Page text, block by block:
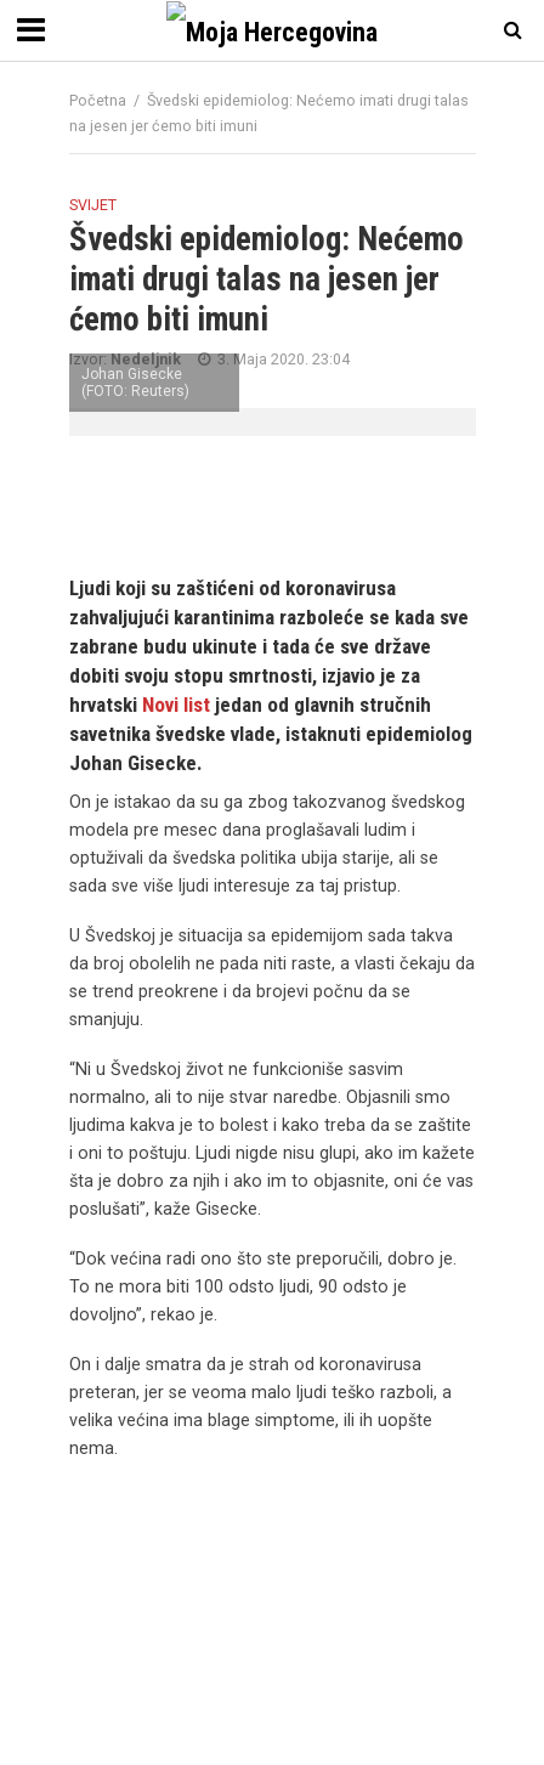
Početna / Švedski epidemiolog: Nećemo imati drugi talas
na jesen jer ćemo biti imuni
SVIJET
Švedski epidemiolog: Nećemo
imati drugi talas na jesen jer
ćemo biti imuni
Izvor:Nedeljnik 3. Maja 2020. 23:04
Johan Gisecke
(FOTO: Reuters)
Ljudi koji su zaštićeni od koronavirusa
zahvaljujući karantinima razboleće se kada sve
zabrane budu ukinute i tada će sve države
dobiti svoju stopu smrtnosti, izjavio je za
hrvatski Novi listjedan od glavnih stručnih
savetnika švedske vlade, istaknuti epidemiolog
Johan Gisecke.
On je istakao da su ga zbog takozvanog švedskog
modela pre mesec dana proglašavali ludim i
optuživali da švedska politika ubija starije, ali se
sada sve više ljudi interesuje za taj pristup.
U Švedskoj je situacija sa epidemijom sada takva
da broj obolelih ne pada niti raste, a vlasti čekaju da
se trend preokrene i da brojevi počnu da se
smanjuju.
“Ni u Švedskoj život ne funkcioniše sasvim
normalno, ali to nije stvar naredbe. Objasnili smo
ljudima kakva je to bolest i kako treba da se zaštite
i oni to poštuju. Ljudi nigde nisu glupi, ako im kažete
šta je dobro za njih i ako im to objasnite, oni će vas
poslušati”, kaže Gisecke.
“Dok većina radi ono što ste preporučili, dobro je.
To ne mora biti 100 odsto ljudi, 90 odsto je
dovoljno”, rekao je.
On i dalje smatra da je strah od koronavirusa
preteran, jer se veoma malo ljudi teško razboli, a
velika većina ima blage simptome, ili ih uopšte
nema.